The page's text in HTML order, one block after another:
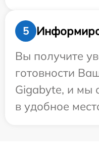
5
Вы получите
готовности
Gigabyte, и мы
в удобное